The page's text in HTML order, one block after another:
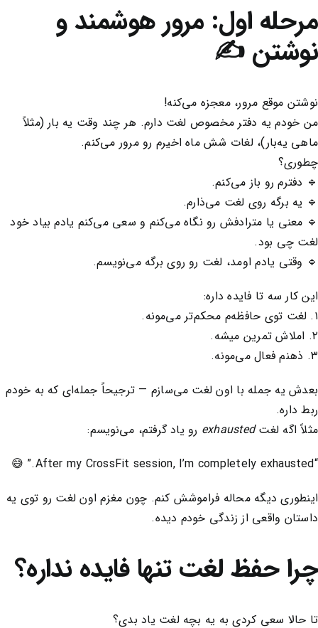
مرحله اول: مرور هوشمند و
نوشتن ✍️
نوشتن موقع مرور، معجزه می‌کنه!
من خودم یه دفتر مخصوص لغت دارم. هر چند وقت یه بار (مثلاً
ماهی یه‌بار)، لغات شش ماه اخیرم رو مرور می‌کنم.
چطوری؟
🔹 دفترم رو باز می‌کنم.
🔹 یه برگه روی لغت می‌ذارم.
🔹 معنی یا مترادفش رو نگاه می‌کنم و سعی می‌کنم یادم بیاد خود
لغت چی بود.
🔹 وقتی یادم اومد، لغت رو روی برگه می‌نویسم.
این کار سه تا فایده داره:
۱. لغت توی حافظه‌م محکم‌تر می‌مونه.
۲. املاش تمرین میشه.
۳. ذهنم فعال می‌مونه.
بعدش یه جمله با اون لغت می‌سازم — ترجیحاً جمله‌ای که به خودم
ربط داره.
مثلاً اگه لغتexhausted رو یاد گرفتم، می‌نویسم:
“After my CrossFit session, I’m completely exhausted.” 😅
اینطوری دیگه محاله فراموشش کنم. چون مغزم اون لغت رو توی یه
داستان واقعی از زندگی خودم دیده.
چرا حفظ لغت تنها فایده نداره؟
تا حالا سعی کردی به یه بچه لغت یاد بدی؟